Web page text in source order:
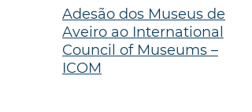
Adesão dos Museus de
Aveiro ao International
Council of Museums –
ICOM